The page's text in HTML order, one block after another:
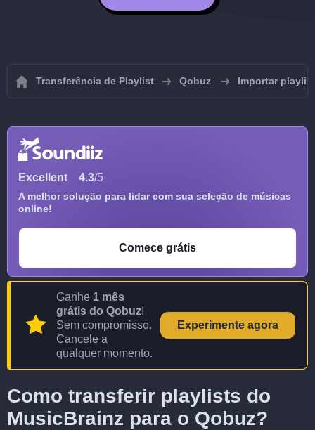
Transferência de Playlist Qobuz Importar
Excellent 4.3/5
A melhor solução para lidar com sua seleção de músicas
online!
Comece grátis
Ganhe 1 mês
grátis do Qobuz!
Sem compromisso.
Cancele a
qualquer momento.
Experimente agora
Como transferir playlists do
MusicBrainz para o Qobuz?